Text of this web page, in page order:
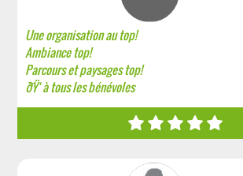
Une organisation au top!
Ambiance top!
Parcours et paysages top!
ðŸ‘ à tous les bénévoles